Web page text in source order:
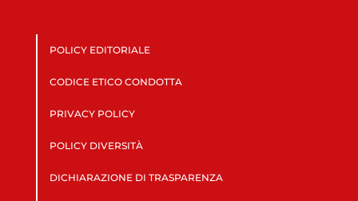
POLICY EDITORIALE
CODICE ETICO CONDOTTA
PRIVACY POLICY
POLICY DIVERSITÀ
DICHIARAZIONE DI TRASPARENZA